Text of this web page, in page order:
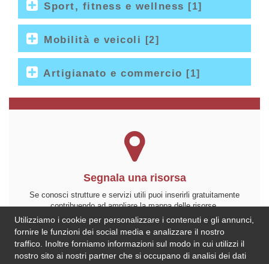
Sport, fitness e wellness [1]
Mobilità e veicoli [2]
Artigianato e commercio [1]
Segnala una risorsa
Se conosci strutture e servizi utili puoi inserirli gratuitamente
contribuendo ad ampliare la mappa delle risorse.
Aggiungi ora
Utilizziamo i cookie per personalizzare i contenuti e gli annunci,
fornire le funzioni dei social media e analizzare il nostro
traffico. Inoltre forniamo informazioni sul modo in cui utilizzi il
nostro sito ai nostri partner che si occupano di analisi dei dati